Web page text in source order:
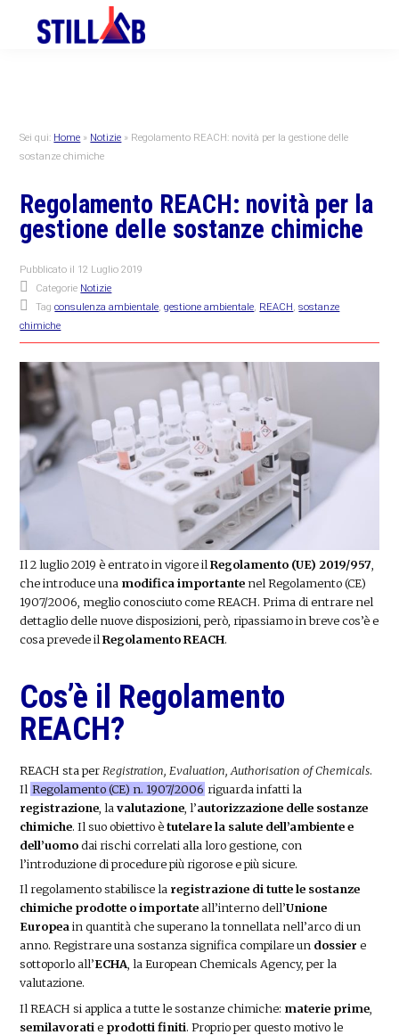
primary
primary
Sei qui: Home » Notizie » Regolamento REACH: novità per la gestione delle
sostanze chimiche
Regolamento REACH: novità per la
gestione delle sostanze chimiche
Pubblicato il 12 Luglio 2019
Categorie Notizie
Tagconsulenza ambientale,gestione ambientale, REACH ,sostanze
chimiche
Il 2 luglio 2019 è entrato in vigore ilRegolamento (UE) 2019/957
che introduce una modifica importante nel Regolamento (CE)
1907/2006, meglio conosciuto come REACH. Prima di entrare nel
dettaglio delle nuove disposizioni, però, ripassiamo in breve cos’è e
cosa prevede ilRegolamento REACH.
Cos’è il Regolamento
REACH?
REACH sta per Registration, Evaluation, Authorisation of Chemicals.
Il Regolamento (CE) n. 1907/2006 riguarda infatti la
registrazione , lavalutazione , l’autorizzazione delle sostanze
chimiche. Il suo obiettivo ètutelare la salute dell’ambiente e
dell’uomodai rischi correlati alla loro gestione, con
l’introduzione di procedure più rigorose e più sicure.
Il regolamento stabilisce la registrazione di tutte le sostanze
chimiche prodotte o importateall’interno dell’Unione
Europeain quantità che superano la tonnellata nell’arco di un
anno. Registrare una sostanza significa compilare un dossier e
sottoporlo all’ECHA, la European Chemicals Agency, per la
valutazione.
Il REACH si applica a tutte le sostanze chimiche: materie prime
semilavorati e prodotti finiti. Proprio per questo motivo le